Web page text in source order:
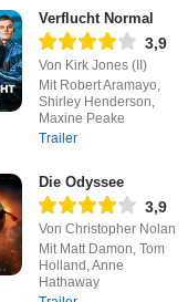
Verflucht Normal
3,9
Von Kirk Jones (II)
Mit Robert Aramayo,
Shirley Henderson,
Maxine Peake
Trailer
Die Odyssee
3,9
Von Christopher Nolan
Mit Matt Damon, Tom
Holland, Anne
Hathaway